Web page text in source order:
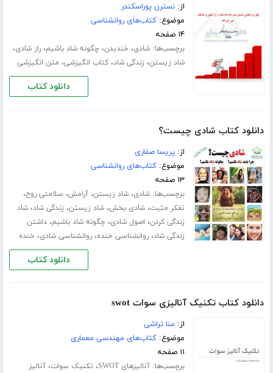
از:نسترن پوراسکندر
موضوع:کتاب‌های روانشناسی
۱۴ صفحه
برچسب‌ها:شادی، خندیدن، چگونه شاد باشیم،راز شادی،
شاد زیستن، زندگی شاد،کتاب انگیزشی، متن انگیزشی
دانلود کتاب
دانلود کتاب شادی چیست؟
از:پریسا صفاری
موضوع:کتاب‌های روانشناسی
۱۳ صفحه
برچسب‌ها:شادی،شاد زیستن،آرامش، سلامتی روح،
تفکر مثبت،شادی بخش،شاد زیستن، زندگی شاد،شاد
زندگی کردن، اصول شادی، چگونه شاد باشیم،داشتن
زندگی شاد،روانشناسی خنده،روانشناسی شادی، خنده
دانلود کتاب
دانلود کتاب تکنیک آنالیزی سوات swot
از: منا تراشی
موضوع:کتاب‌های مهندسی معماری
۱۱ صفحه
برچسب‌ها:آنالیزهای SWOT ، تکنیک سوات،آنالیز